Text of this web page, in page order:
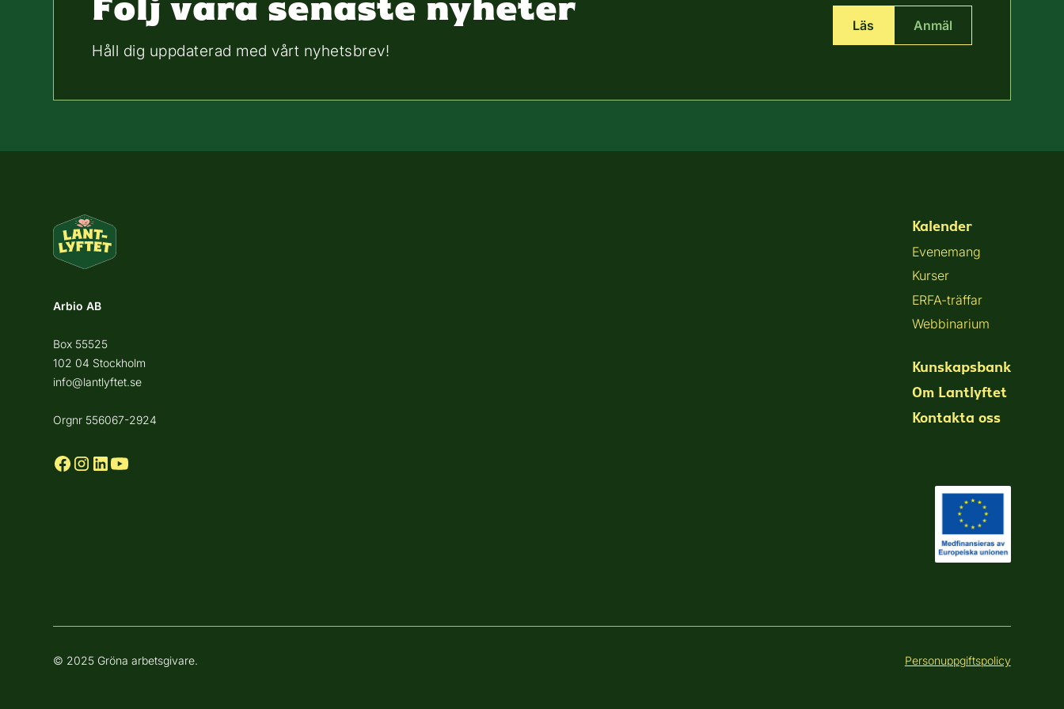
Följ våra senaste nyheter
Håll dig uppdaterad med vårt nyhetsbrev!
Läs Anmäl
Arbio AB
Box 55525
102 04 Stockholm
info@lantlyftet.se
Orgnr 556067-2924
Kalender
Evenemang
Kurser
ERFA-träffar
Webbinarium
Kunskapsbank
Om Lantlyftet
Kontakta oss
© 2025 Gröna arbetsgivare. Personuppgiftspolicy